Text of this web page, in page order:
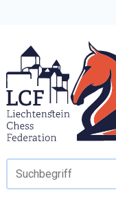
Navigieren
WEBSITE
Suchbegriff